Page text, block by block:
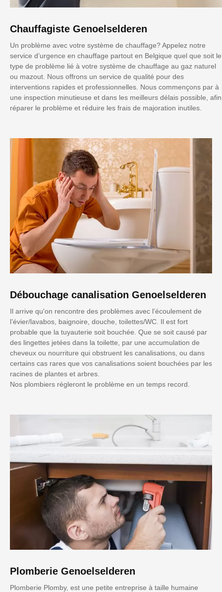
Chauffagiste Genoelselderen
Un problème avec votre système de chauffage? Appelez notre
service d’urgence en chauffage partout en Belgique quel que soit le
type de problème lié à votre système de chauffage au gaz naturel
ou mazout. Nous offrons un service de qualité pour des
interventions rapides et professionnelles. Nous commençons par à
une inspection minutieuse et dans les meilleurs délais possible, afin
réparer le problème et réduire les frais de majoration inutiles.
Débouchage canalisation Genoelselderen
Il arrive qu'on rencontre des problèmes avec l’écoulement de
l’évier/lavabos, baignoire, douche, toilettes/WC. Il est fort
probable que la tuyauterie soit bouchée. Que se soit causé par
des lingettes jetées dans la toilette, par une accumulation de
cheveux ou nourriture qui obstruent les canalisations, ou dans
certains cas rares que vos canalisations soient bouchées par les
racines de plantes et arbres.
Nos plombiers régleront le problème en un temps record.
Plomberie Genoelselderen
Plomberie Plomby, est une petite entreprise à taille humaine